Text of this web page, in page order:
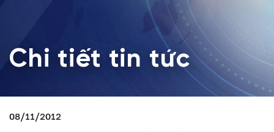
Chi tiết tin tức
08/11/2012